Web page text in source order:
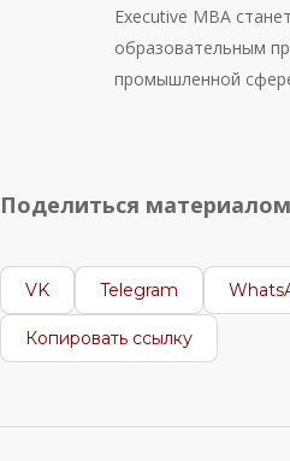
Executive MBA
образовательным
промышленной
Поделиться материалом
VK Telegram
Копировать ссылку